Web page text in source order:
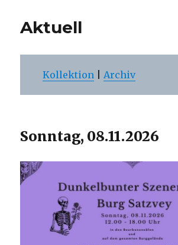
Aktuell
Kollektion |Archiv
Sonntag, 08.11.2026